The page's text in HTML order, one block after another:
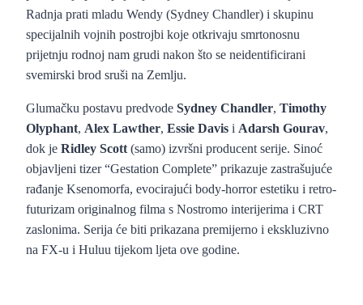
Radnja prati mladu Wendy (Sydney Chandler) i skupinu
specijalnih vojnih postrojbi koje otkrivaju smrtonosnu
prijetnju rodnoj nam grudi nakon što se neidentificirani
svemirski brod sruši na Zemlju.
Glumačku postavu predvode Sydney Chandler, Timothy
Olyphant, Alex Lawther, Essie Davis i Adarsh Gourav,
dok je Ridley Scott(samo) izvršni producent serije. Sinoć
objavljeni tizer “Gestation Complete” prikazuje zastrašujuće
rađanje Ksenomorfa, evocirajući body-horror estetiku i retro-
futurizam originalnog filma s Nostromo interijerima i CRT
zaslonima. Serija će biti prikazana premijerno i ekskluzivno
na FX-u i Huluu tijekom ljeta ove godine.